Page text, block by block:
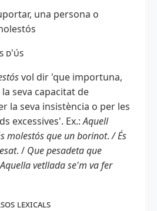
una persona o
d'ús
vol dir 'que importuna,
seva capacitat de
la seva insistència o per les
excessives'. Ex.:Aquell
molestós que un borinot./ És
. / Que pesadeta que
vetllada se'm va fer
lexicals